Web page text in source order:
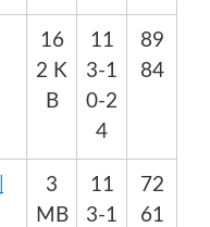
16
2 K
B
11
3-1
0-2
4
89
84
3
MB
11
3-1
72
61